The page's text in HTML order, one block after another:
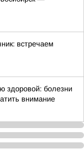
встречаем
здоровой: болезни
внимание